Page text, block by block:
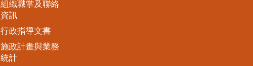
組織職掌及聯絡
資訊
行政指導文書
施政計畫與業務
統計